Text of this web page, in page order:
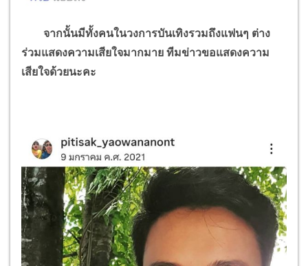
จากนั้นมีทั้งคนในวงการบันเทิงรวมถึงแฟนๆ ต่าง
ร่วมแสดงความเสียใจมากมาย ทีมข่าวขอแสดงความ
เสียใจด้วยนะคะ